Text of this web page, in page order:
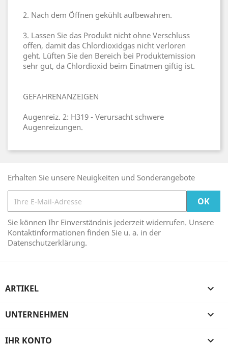
2. Nach dem Öffnen gekühlt aufbewahren.
3. Lassen Sie das Produkt nicht ohne Verschluss
offen, damit das Chlordioxidgas nicht verloren
geht. Lüften Sie den Bereich bei Produktemission
sehr gut, da Chlordioxid beim Einatmen giftig ist.
GEFAHRENANZEIGEN
Augenreiz. 2: H319 - Verursacht schwere
Augenreizungen.
Erhalten Sie unsere Neuigkeiten und Sonderangebote
Sie können Ihr Einverständnis jederzeit widerrufen. Unsere
Kontaktinformationen finden Sie u. a. in der
Datenschutzerklärung.
ARTIKEL 
UNTERNEHMEN 
IHR KONTO 